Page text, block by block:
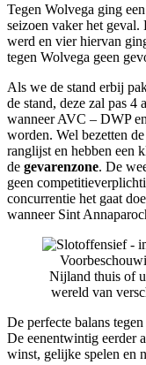
Tegen Wolvega ging
seizoen vaker het geval.
werd en vier hiervan
tegen Wolvega geen
Als we de stand erbij
de stand, deze zal pas 4
wanneer AVC – DWP
worden. Wel bezetten
ranglijst en hebben een
de gevarenzone. De
geen
concurrentie het gaat
wanneer Sint
Nijland thuis of
wereld van
De perfecte balans
De eenentwintig eerder
winst, gelijke spelen en